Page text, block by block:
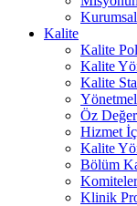
Kalite
Kalite
Kalite
Kalite
Öz
Hizmet
Kalite
Bölüm
Klinik